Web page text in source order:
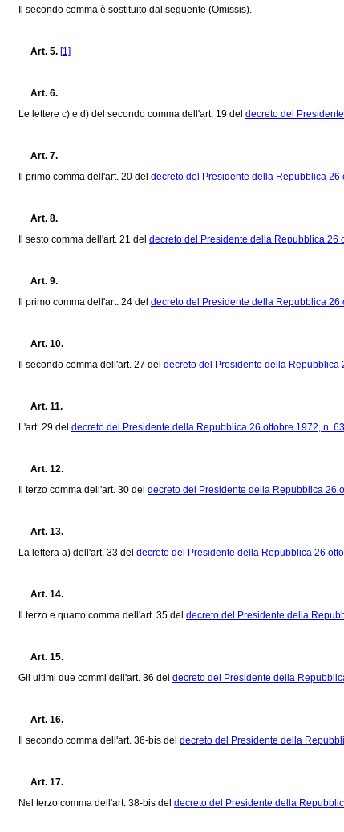
Il secondo comma è sostituito dal seguente (Omissis).
Art. 5. [1]
Art. 6.
Le lettere c) e d) del secondo comma dell'art. 19 del decreto del
Art. 7.
Il primo comma dell'art. 20 del decreto del Presidente della Repubblica 26
Art. 8.
Il sesto comma dell'art. 21 del decreto del Presidente della Repubblica 26
Art. 9.
Il primo comma dell'art. 24 del decreto del Presidente della Repubblica 26
Art. 10.
Il secondo comma dell'art. 27 del decreto del Presidente della Repubblica
Art. 11.
L'art. 29 del decreto del Presidente della Repubblica 26 ottobre 1972, n.
Art. 12.
Il terzo comma dell'art. 30 del decreto del Presidente della Repubblica 26
Art. 13.
La lettera a) dell'art. 33 del decreto del Presidente della Repubblica 26
Art. 14.
Il terzo e quarto comma dell'art. 35 del decreto del Presidente della
Art. 15.
Gli ultimi due commi dell'art. 36 del decreto del Presidente della
Art. 16.
Il secondo comma dell'art. 36-bis del decreto del Presidente della
Art. 17.
Nel terzo comma dell'art. 38-bis del decreto del Presidente della